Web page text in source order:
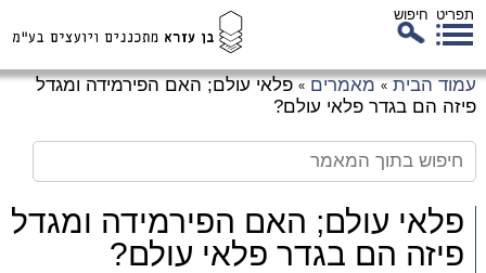
תפריט חיפוש
עמוד הבית » מאמרים » פלאי עולם; האם הפירמידה ומגדל
פיזה הם בגדר פלאי עולם?
פלאי עולם; האם הפירמידה ומגדל
פיזה הם בגדר פלאי עולם?